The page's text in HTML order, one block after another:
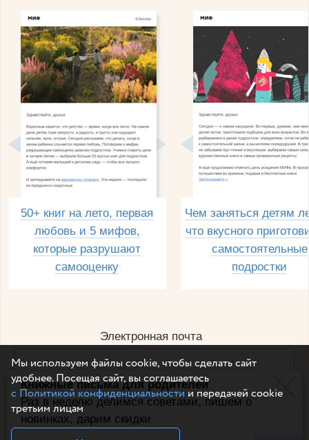
Книжные письма для родителей
Раз в неделю делимся советами, пишем о
новинках, дарим скидки
50+ книг на лето, первая
любовь и 5 мифов,
которые разрушают
самооценку
Чем заняться детям
что вкусного
самостоятельные
подростки
Электронная почта
Например, dulsineya@gmail.com
Без спама и смс
Подписаться
Мы используем файлы cookie, чтобы сделать сайт
удобнее. Посещая сайт, вы соглашаетесь
с Политикой конфиденциальностии передачей cookie
третьим лицам